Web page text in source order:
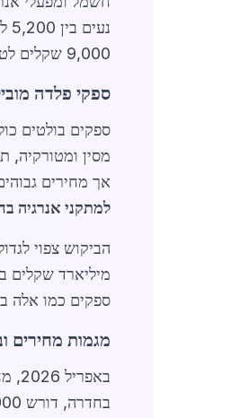
9,000 שקלים לטון. גורמי מחיר כוללים עלויות יבוא מערב אירופה ותנודות בשער הדולר, אך ספקים מקומיים מציעים הנחות לכמויות גדולות.
ספקי פלדה
ספקים בולטים
מסין ומטורקיה, תוך עמידה
אך מחירים גבוהים יותר ב-10% עקב הובלה. בחדרה, זמינות מיידית מפחיתה עלויות
למתקני אנרגיה
ספקים כמו אלה
מגמות מחירים
בחדרה, דורש 5,000 טון פלדה. ערים כמו